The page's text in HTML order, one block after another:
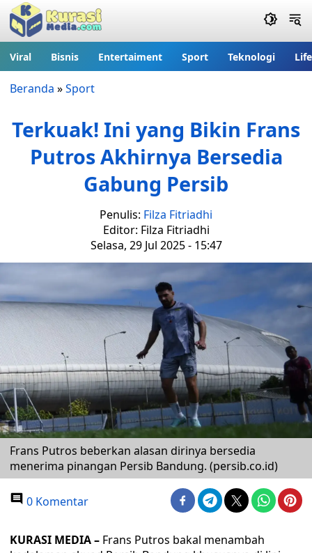
Viral Bisnis Entertaiment Sport Teknologi
Beranda »Sport
Terkuak! Ini yang Bikin Frans
Putros Akhirnya Bersedia
Gabung Persib
Penulis: Filza Fitriadhi
Editor: Filza Fitriadhi
Selasa, 29 Jul 2025 - 15:47
Frans Putros beberkan alasan dirinya bersedia
menerima pinangan Persib Bandung. (persib.co.id)
0 Komentar
KURASI MEDIA – Frans Putros bakal menambah